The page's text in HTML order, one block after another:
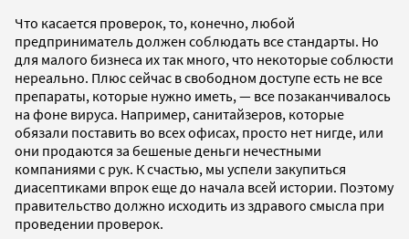
Что касается проверок, то, конечно, любой
предприниматель должен соблюдать все стандарты. Но
для малого бизнеса их так много, что некоторые соблюсти
нереально. Плюс сейчас в свободном доступе есть не все
препараты, которые нужно иметь, — все позаканчивалось
на фоне вируса. Например, санитайзеров, которые
обязали поставить во всех офисах, просто нет нигде, или
они продаются за бешеные деньги нечестными
компаниями с рук. К счастью, мы успели закупиться
диасептиками впрок еще до начала всей истории. Поэтому
правительство должно исходить из здравого смысла при
проведении проверок.